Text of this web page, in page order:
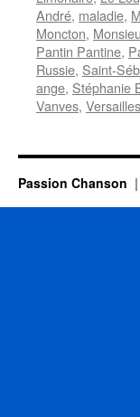
André, maladie,
Moncton,
Pantin Pantine,
Russie, Saint-
ange, Stéphanie
Vanves, Versailles
Passion Chanson